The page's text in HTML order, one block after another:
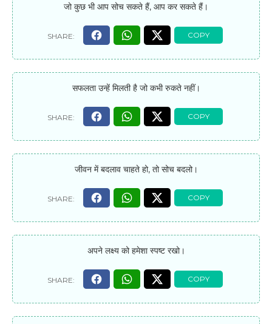
जो कुछ भी आप सोच सकते हैं, आप कर सकते हैं।
सफलता उन्हें मिलती है जो कभी रुकते नहीं।
जीवन में बदलाव चाहते हो, तो सोच बदलो।
अपने लक्ष्य को हमेशा स्पष्ट रखो।